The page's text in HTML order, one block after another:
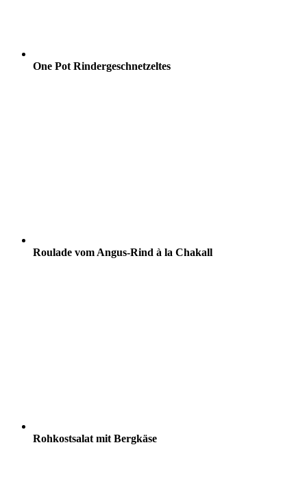
One Pot Rindergeschnetzeltes
Roulade vom Angus-Rind à la Chakall
Rohkostsalat mit Bergkäse